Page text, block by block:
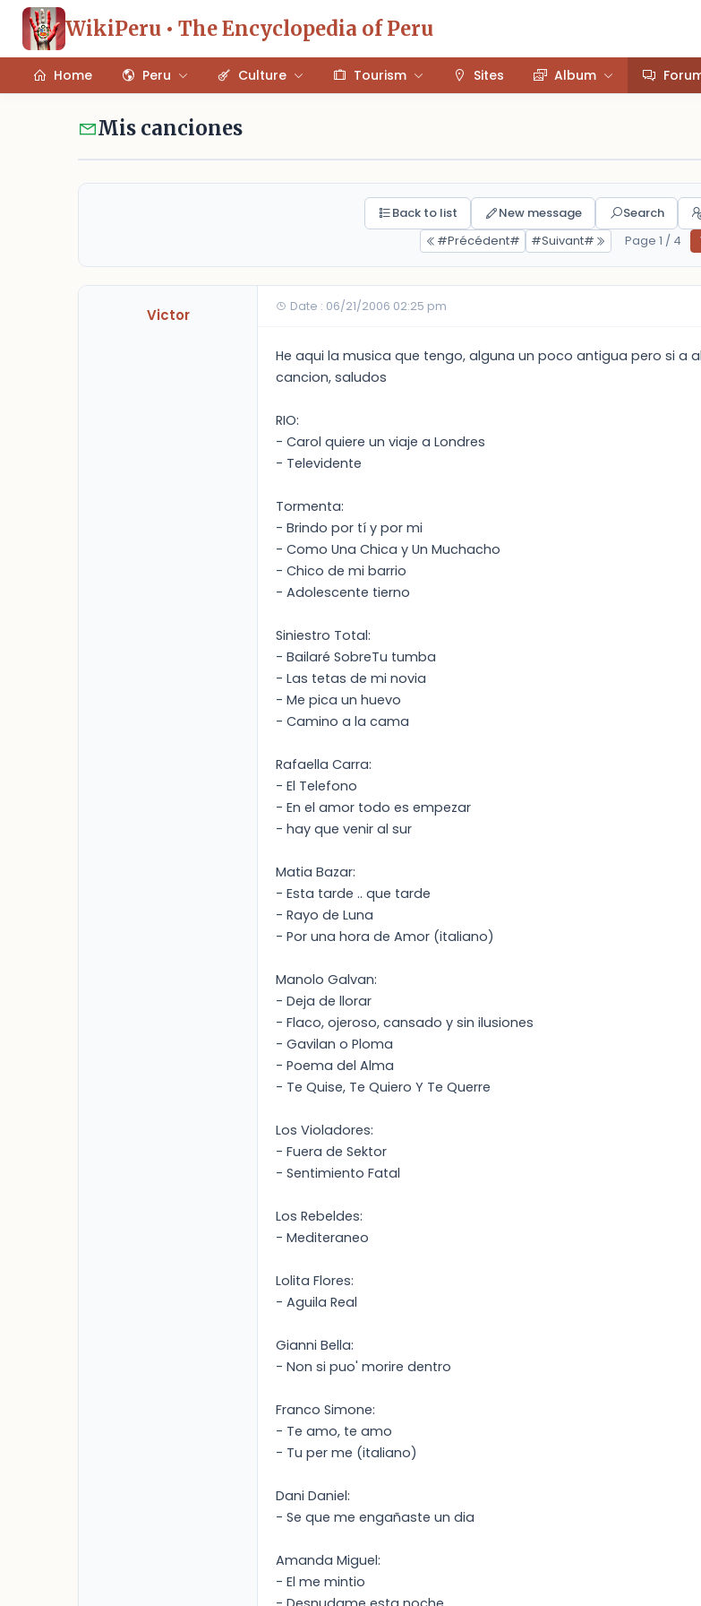
WikiPeru • The Encyclopedia of Peru
Home Peru Culture Tourism Sites Album
Mis canciones
Back to list New message Search
#Précédent#
#Suivant# Page 1 / 4
Victor Date : 06/21/2006 02:25 pm
He aqui la musica que tengo, alguna un poco antigua pero si a
cancion, saludos
RIO:
- Carol quiere un viaje a Londres
- Televidente
Tormenta:
- Brindo por tí y por mi
- Como Una Chica y Un Muchacho
- Chico de mi barrio
- Adolescente tierno
Siniestro Total:
- Bailaré SobreTu tumba
- Las tetas de mi novia
- Me pica un huevo
- Camino a la cama
Rafaella Carra:
- El Telefono
- En el amor todo es empezar
- hay que venir al sur
Matia Bazar:
- Esta tarde .. que tarde
- Rayo de Luna
- Por una hora de Amor (italiano)
Manolo Galvan:
- Deja de llorar
- Flaco, ojeroso, cansado y sin ilusiones
- Gavilan o Ploma
- Poema del Alma
- Te Quise, Te Quiero Y Te Querre
Los Violadores:
- Fuera de Sektor
- Sentimiento Fatal
Los Rebeldes:
- Mediteraneo
Lolita Flores:
- Aguila Real
Gianni Bella:
- Non si puo' morire dentro
Franco Simone:
- Te amo, te amo
- Tu per me (italiano)
Dani Daniel:
- Se que me engañaste un dia
Amanda Miguel:
- El me mintio